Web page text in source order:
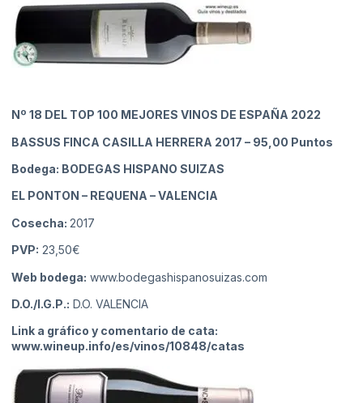
Nº 18 DEL TOP 100 MEJORES VINOS DE ESPAÑA 2022
BASSUS FINCA CASILLA HERRERA 2017 – 95,00 Puntos
Bodega: BODEGAS HISPANO SUIZAS
EL PONTON – REQUENA – VALENCIA
Cosecha: 2017
PVP: 23,50€
Web bodega: www.bodegashispanosuizas.com
D.O./I.G.P.: D.O. VALENCIA
Link a gráfico y comentario de cata:
www.wineup.info/es/vinos/10848/catas